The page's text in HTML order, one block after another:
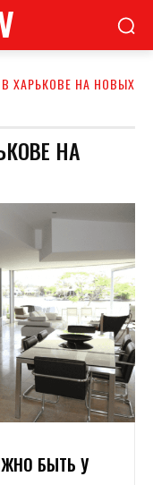
ХАРЬКОВЕ НА НОВЫХ
НА
БЫТЬ У